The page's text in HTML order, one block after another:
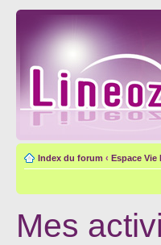
Index du forum ‹ Espace Vie
Mes